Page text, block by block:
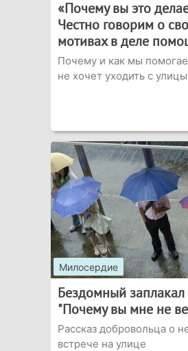
«Почему вы это
Честно говорим о
мотивах в деле
Почему и как мы
не хочет уходить с улицы
Милосердие
Бездомный заплакал
"Почему вы мне не
Рассказ добровольца о
встрече на улице